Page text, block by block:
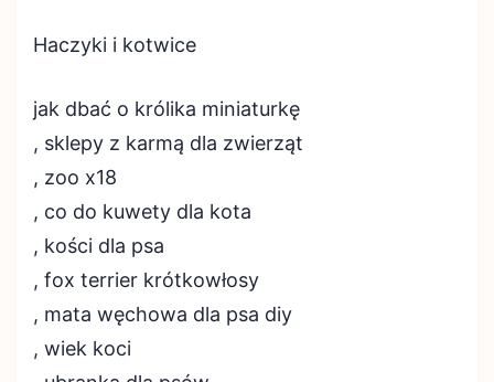
Haczyki i kotwice
jak dbać o królika miniaturkę
, sklepy z karmą dla zwierząt
, zoo x18
, co do kuwety dla kota
, kości dla psa
, fox terrier krótkowłosy
, mata węchowa dla psa diy
, wiek koci